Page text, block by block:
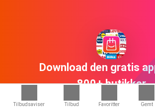
Tilbudsaviser Tilbud Favoritter Gemt
Download den gratis
800+ butikker